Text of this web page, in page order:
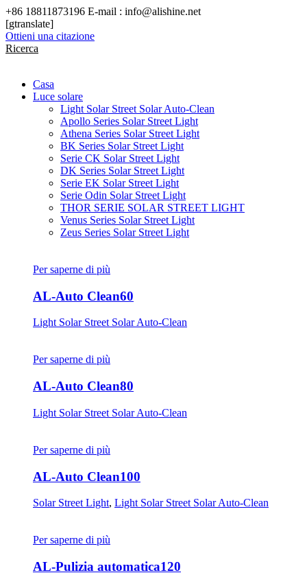
+86 18811873196 E-mail : info@alishine.net
[gtranslate]
Ottieni una citazione
Ricerca
Casa
Luce solare
Light Solar Street Solar Auto-Clean
Apollo Series Solar Street Light
Athena Series Solar Street Light
BK Series Solar Street Light
Serie CK Solar Street Light
DK Series Solar Street Light
Serie EK Solar Street Light
Serie Odin Solar Street Light
THOR SERIE SOLAR STREET LIGHT
Venus Series Solar Street Light
Zeus Series Solar Street Light
Per saperne di più
AL-Auto Clean60
Light Solar Street Solar Auto-Clean
Per saperne di più
AL-Auto Clean80
Light Solar Street Solar Auto-Clean
Per saperne di più
AL-Auto Clean100
Solar Street Light, Light Solar Street Solar Auto-Clean
Per saperne di più
AL-Pulizia automatica120